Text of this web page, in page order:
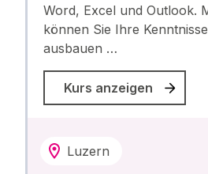
Word, Excel und Outlook.
können Sie Ihre
ausbauen …
Kurs anzeigen
Luzern